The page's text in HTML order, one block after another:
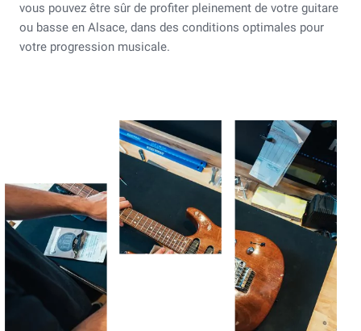
vous pouvez être sûr de profiter pleinement de votre guitare
ou basse en Alsace, dans des conditions optimales pour
votre progression musicale.